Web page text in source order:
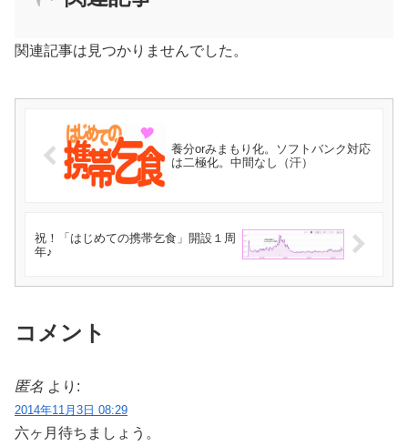
関連記事は見つかりませんでした。
養分orみまもり化。ソフトバンク対応
は二極化。中間なし（汗）
祝！「はじめての携帯乞食」開設１周
年♪
コメント
匿名 より:
2014年11月3日 08:29
六ヶ月待ちましょう。